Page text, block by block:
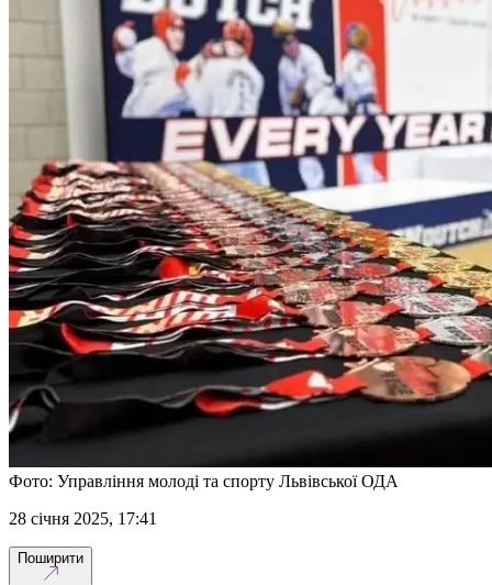
Фото: Управління молоді та спорту Львівської ОДА
28 січня 2025, 17:41
Поширити